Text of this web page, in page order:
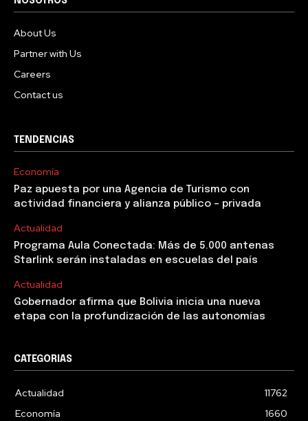
About Us
Partner with Us
Careers
Contact us
TENDENCIAS
Economía
Paz apuesta por una Agencia de Turismo con
actividad financiera y alianza público – privada
Actualidad
Programa Aula Conectada: Más de 5.000 antenas
Starlink serán instaladas en escuelas del país
Actualidad
Gobernador afirma que Bolivia inicia una nueva
etapa con la profundización de las autonomías
CATEGORIAS
Actualidad
11762
Economía
1660